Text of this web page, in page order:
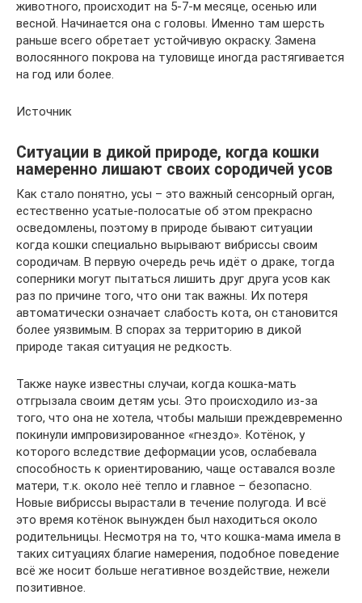
животного, происходит на 5-7-м месяце, осенью или
весной. Начинается она с головы. Именно там шерсть
раньше всего обретает устойчивую окраску. Замена
волосянного покрова на туловище иногда растягивается
на год или более.
Источник
Ситуации в дикой природе, когда кошки
намеренно лишают своих сородичей усов
Как стало понятно, усы – это важный сенсорный орган,
естественно усатые-полосатые об этом прекрасно
осведомлены, поэтому в природе бывают ситуации
когда кошки специально вырывают вибриссы своим
сородичам. В первую очередь речь идёт о драке, тогда
соперники могут пытаться лишить друг друга усов как
раз по причине того, что они так важны. Их потеря
автоматически означает слабость кота, он становится
более уязвимым. В спорах за территорию в дикой
природе такая ситуация не редкость.
Также науке известны случаи, когда кошка-мать
отгрызала своим детям усы. Это происходило из-за
того, что она не хотела, чтобы малыши преждевременно
покинули импровизированное «гнездо». Котёнок, у
которого вследствие деформации усов, ослабевала
способность к ориентированию, чаще оставался возле
матери, т.к. около неё тепло и главное – безопасно.
Новые вибриссы вырастали в течение полугода. И всё
это время котёнок вынужден был находиться около
родительницы. Несмотря на то, что кошка-мама имела в
таких ситуациях благие намерения, подобное поведение
всё же носит больше негативное воздействие, нежели
позитивное.